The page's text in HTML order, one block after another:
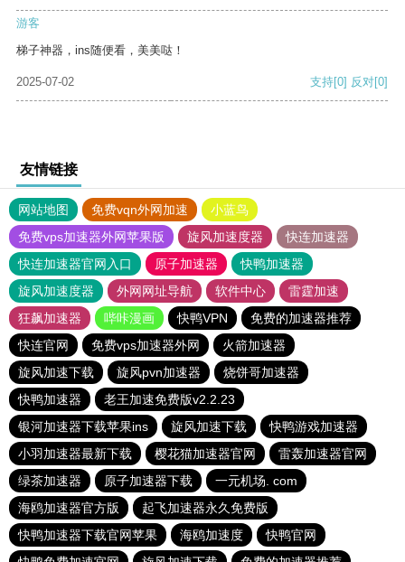
游客
梯子神器，ins随便看，美美哒！
2025-07-02 支持[0] 反对[0]
友情链接
网站地图 免费vqn外网加速
小蓝鸟
免费vps加速器外网苹果版
旋风加速度器
快连加速器
快连加速器官网入口
原子加速器
快鸭加速器
旋风加速度器
外网网址导航 软件中心
雷霆加速
狂飙加速器
哔咔漫画 快鸭VPN
免费的加速器推荐
快连官网
免费vps加速器外网
火箭加速器
旋风加速下载
旋风pvn加速器
烧饼哥加速器
快鸭加速器
老王加速免费版v2.2.23
银河加速器下载苹果ins
旋风加速下载
快鸭游戏加速器
小羽加速器最新下载
樱花猫加速器官网
雷轰加速器官网
绿茶加速器
原子加速器下载
一元机场. com
海鸥加速器官方版
起飞加速器永久免费版
快鸭加速器下载官网苹果
海鸥加速度
快鸭官网